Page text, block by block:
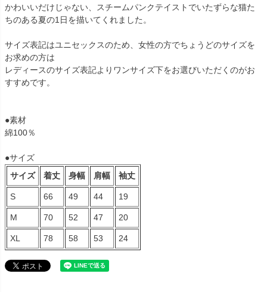
かわいいだけじゃない、スチームパンクテイストでいたずらな猫た
ちのある夏の1日を描いてくれました。
サイズ表記はユニセックスのため、女性の方でちょうどのサイズを
お求めの方は
レディースのサイズ表記よりワンサイズ下をお選びいただくのがお
すすめです。
●素材
綿100％
●サイズ
サイズ
着丈 身幅 肩幅 袖丈
S 66 49 44 19
M 70 52 47 20
XL 78 58 53 24